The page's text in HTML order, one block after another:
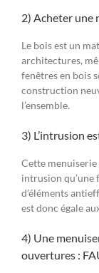
2) Acheter une
Le bois est un
architectures,
fenêtres en bois
construction
l’ensemble.
3) L’intrusion
Cette menuiserie
intrusion qu’une
d’éléments
est donc égale
4) Une
ouvertures :